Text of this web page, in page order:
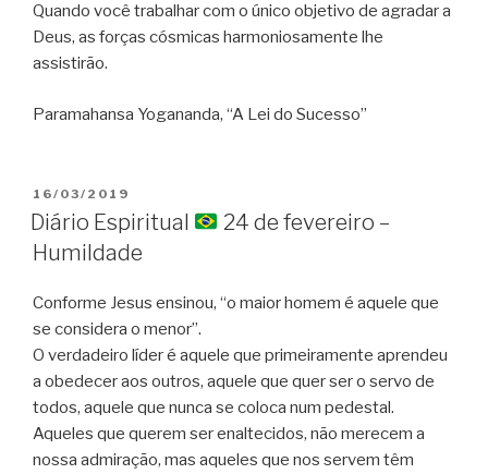
Quando você trabalhar com o único objetivo de agradar a
Deus, as forças cósmicas harmoniosamente lhe
assistirão.
Paramahansa Yogananda, “A Lei do Sucesso”
PUBLICADO
EM
16/03/2019
Diário Espiritual
24 de fevereiro –
Humildade
Conforme Jesus ensinou, “o maior homem é aquele que
se considera o menor”.
O verdadeiro líder é aquele que primeiramente aprendeu
a obedecer aos outros, aquele que quer ser o servo de
todos, aquele que nunca se coloca num pedestal.
Aqueles que querem ser enaltecidos, não merecem a
nossa admiração, mas aqueles que nos servem têm